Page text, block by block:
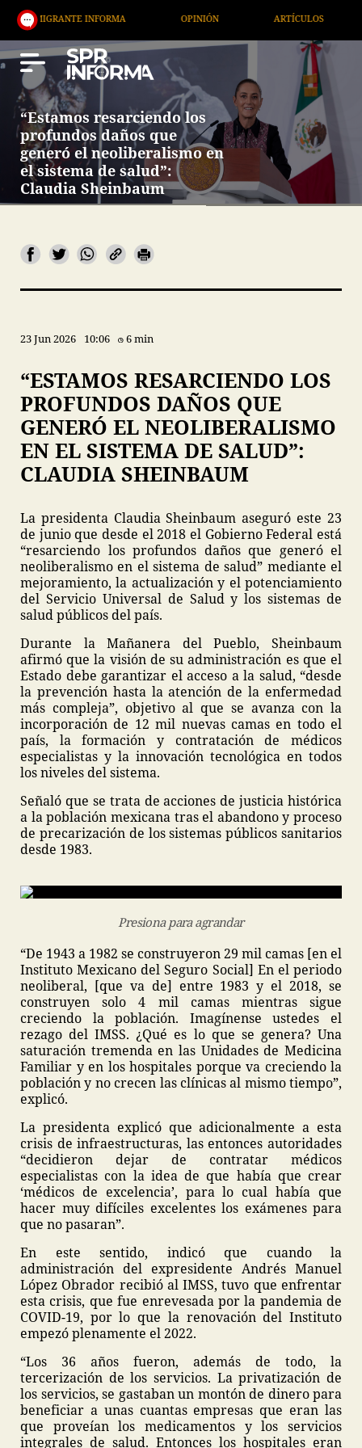
INFORMA OPINIÓN ARTÍCULOS ARTE /
“Estamos resarciendo los
profundos daños que
generó el neoliberalismo en
el sistema de salud”:
Claudia Sheinbaum
23 Jun 2026 10:06 6 min
“ESTAMOS RESARCIENDO LOS
PROFUNDOS DAÑOS QUE
GENERÓ EL NEOLIBERALISMO
EN EL SISTEMA DE SALUD”:
CLAUDIA SHEINBAUM
La presidenta Claudia Sheinbaum aseguró este 23
de junio que desde el 2018 el Gobierno Federal está
“resarciendo los profundos daños que generó el
neoliberalismo en el sistema de salud” mediante el
mejoramiento, la actualización y el potenciamiento
del Servicio Universal de Salud y los sistemas de
salud públicos del país.
Durante la Mañanera del Pueblo, Sheinbaum
afirmó que la visión de su administración es que el
Estado debe garantizar el acceso a la salud, “desde
la prevención hasta la atención de la enfermedad
más compleja”, objetivo al que se avanza con la
incorporación de 12 mil nuevas camas en todo el
país, la formación y contratación de médicos
especialistas y la innovación tecnológica en todos
los niveles del sistema.
Señaló que se trata de acciones de justicia histórica
a la población mexicana tras el abandono y proceso
de precarización de los sistemas públicos sanitarios
desde 1983.
Presiona para agrandar
“De 1943 a 1982 se construyeron 29 mil camas [en el
Instituto Mexicano del Seguro Social] En el periodo
neoliberal, [que va de] entre 1983 y el 2018, se
construyen solo 4 mil camas mientras sigue
creciendo la población. Imagínense ustedes el
rezago del IMSS. ¿Qué es lo que se genera? Una
saturación tremenda en las Unidades de Medicina
Familiar y en los hospitales porque va creciendo la
población y no crecen las clínicas al mismo tiempo”,
explicó.
La presidenta explicó que adicionalmente a esta
crisis de infraestructuras, las entonces autoridades
“decidieron dejar de contratar médicos
especialistas con la idea de que había que crear
‘médicos de excelencia’, para lo cual había que
hacer muy difíciles excelentes los exámenes para
que no pasaran”.
En este sentido, indicó que cuando la
administración del expresidente Andrés Manuel
López Obrador recibió al IMSS, tuvo que enfrentar
esta crisis, que fue enrevesada por la pandemia de
COVID-19, por lo que la renovación del Instituto
empezó plenamente el 2022.
“Los 36 años fueron, además de todo, la
tercerización de los servicios. La privatización de
los servicios, se gastaban un montón de dinero para
beneficiar a unas cuantas empresas que eran las
que proveían los medicamentos y los servicios
integrales de salud. Entonces los hospitales eran